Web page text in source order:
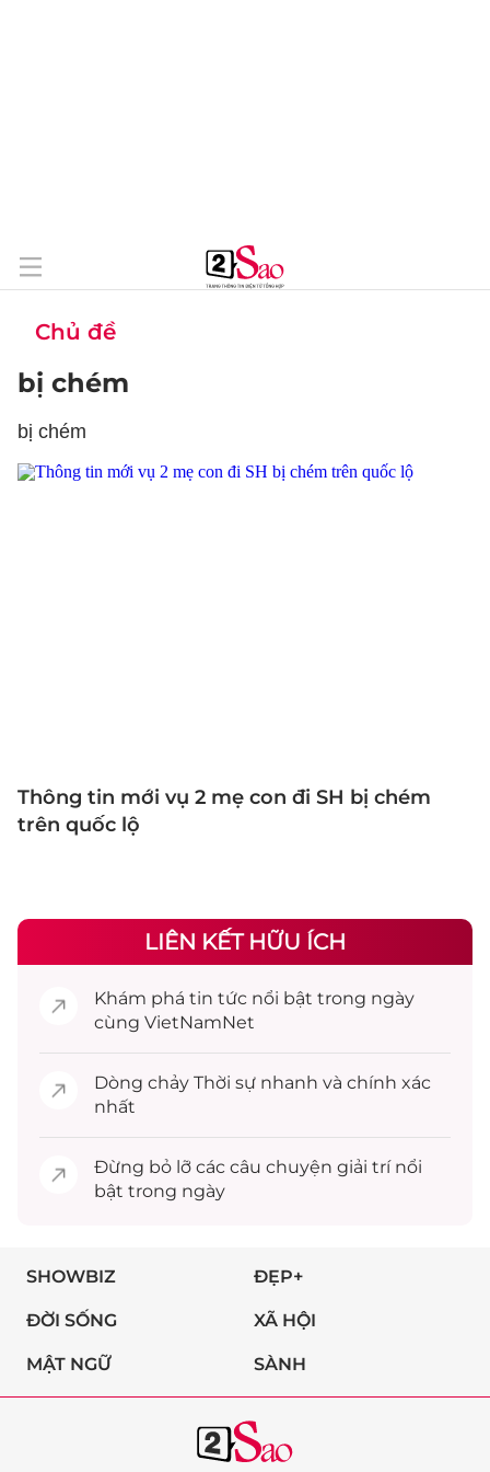
Chủ đề
bị chém
bị chém
Thông tin mới vụ 2 mẹ con đi SH bị chém
trên quốc lộ
LIÊN KẾT HỮU ÍCH
Khám phá tin tức nổi bật trong ngày
cùng VietNamNet
Dòng chảy Thời sự nhanh và chính xác
nhất
Đừng bỏ lỡ các câu chuyện giải trínổi
bật trong ngày
SHOWBIZ ĐẸP+
ĐỜI SỐNG XÃ HỘI
MẬT NGỮ SÀNH